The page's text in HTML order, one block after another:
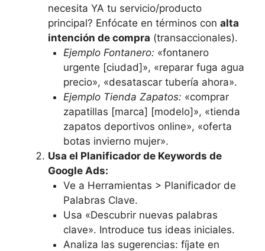
necesita YA tu servicio/producto
principal? Enfócate en términos con alta
intención de compra (transaccionales).
Ejemplo Fontanero: «fontanero
urgente [ciudad]», «reparar fuga agua
precio», «desatascar tubería ahora».
Ejemplo Tienda Zapatos: «comprar
zapatillas [marca] [modelo]», «tienda
zapatos deportivos online», «oferta
botas invierno mujer».
Usa el Planificador de Keywords de
Google Ads:
Ve a Herramientas > Planificador de
Palabras Clave.
Usa «Descubrir nuevas palabras
clave». Introduce tus ideas iniciales.
Analiza las sugerencias: fíjate en